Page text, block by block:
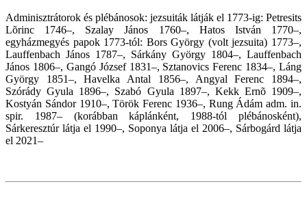
Adminisztrátorok és plébánosok: jezsuiták látják el 1773-ig: Petresits
Lõrinc 1746–, Szalay János 1760–, Hatos István 1770–,
egyházmegyés papok 1773-tól: Bors György (volt jezsuita) 1773–,
Lauffenbach János 1787–, Sárkány György 1804–, Lauffenbach
János 1806–, Gangó József 1831–, Sztanovics Ferenc 1834–, Láng
György 1851–, Havelka Antal 1856–, Angyal Ferenc 1894–,
Szórády Gyula 1896–, Szabó Gyula 1897–, Kekk Ernõ 1909–,
Kostyán Sándor 1910–, Török Ferenc 1936–, Rung Ádám adm. in.
spir. 1987– (korábban káplánként, 1988-tól plébánosként),
Sárkeresztúr látja el 1990–, Soponya látja el 2006–, Sárbogárd látja
el 2021–